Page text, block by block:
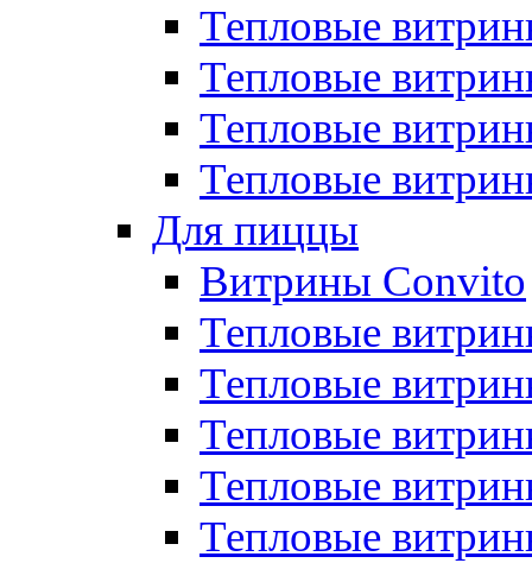
Тепловые
Тепловые
Тепловые
Тепловые
Для пиццы
Витрины Convito
Тепловые
Тепловые
Тепловые
Тепловые
Тепловые